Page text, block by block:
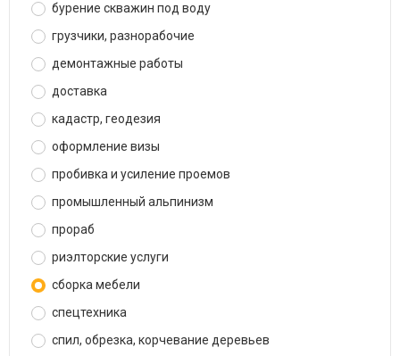
бурение скважин под воду
грузчики, разнорабочие
демонтажные работы
доставка
кадастр, геодезия
оформление визы
пробивка и усиление проемов
промышленный альпинизм
прораб
риэлторские услуги
сборка мебели
спецтехника
спил, обрезка, корчевание деревьев